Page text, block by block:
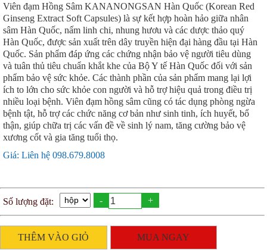
Viên đạm Hồng Sâm KANANONGSAN Hàn Quốc (Korean Red
Ginseng Extract Soft Capsules) là sự kết hợp hoàn hảo giữa nhân
sâm Hàn Quốc, nấm linh chi, nhung hươu và các dược thảo quý
Hàn Quốc, được sản xuất trên dây truyền hiện đại hàng đầu tại Hàn
Quốc. Sản phẩm đáp ứng các chứng nhận bảo vệ người tiêu dùng
và tuân thủ tiêu chuẩn khắt khe của Bộ Y tế Hàn Quốc đối với sản
phẩm bảo vệ sức khỏe. Các thành phần của sản phẩm mang lại lợi
ích to lớn cho sức khỏe con người và hỗ trợ hiệu quả trong điều trị
nhiều loại bệnh. Viên đạm hồng sâm cũng có tác dụng phòng ngừa
bệnh tật, hỗ trợ các chức năng cơ bản như sinh tinh, ích huyết, bổ
thận, giúp chữa trị các vấn đề về sinh lý nam, tăng cường bảo vệ
xương cốt và gia tăng tuổi thọ.
Giá: Liên hệ 098.679.8008
Số lượng đặt: - +
THÊM VÀO GIỎ MUA NGAY